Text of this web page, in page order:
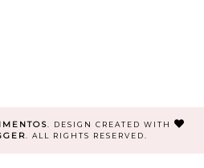
.
DESIGN CREATED WITH
. ALL RIGHTS RESERVED.